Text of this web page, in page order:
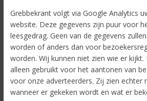
Grebbekrant volgt via Google Analytics
website. Deze gegevens zijn puur voor
leesgedrag. Geen van de gegevens
worden of anders dan voor
worden. Wij kunnen niet zien wie er
alleen gebruikt voor het aantonen van
voor onze adverteerders. Zij zien echter
wanneer er gekeken wordt en wat er